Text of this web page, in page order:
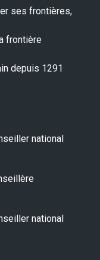
ses frontières,
frontière
depuis 1291
national
national